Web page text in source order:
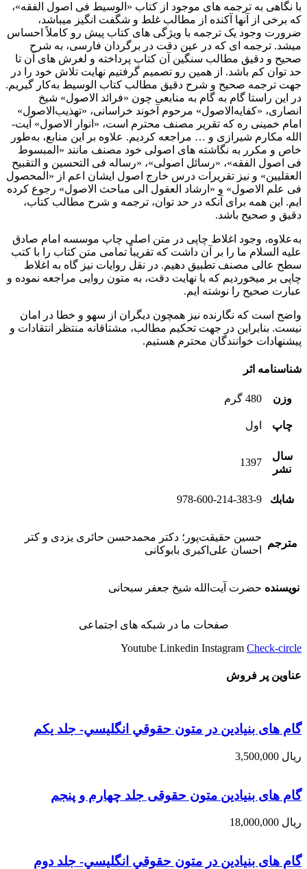
با نگاهی به ترجمه ­های موجود از کتاب «الوسیط فی اصول الفقه»،
که برخی از آنها آکنده از مطالب غلط و شگفت ­انگیز می­باشد،
ضرورت وجود یک ترجمه با ویژگی­ های کتاب پیش رو کاملاً احساس
می­شد. ترجمه­ ای که در عین دقت در برگردان فارسی، به شرح
صحیح و دقیق مطالب سنگین آن کتاب پرداخته و لغرش­ های آن تا
حد توان کم باشد. از همین رو تصمیم گرفتیم نهایت تلاش خود را در
جهت ترجمه­ صحیح و شرح دقیق مطالب کتاب الوسیط به‌کار گیریم.
در این راستا گام به گام به منابعی چون «فرائد الاصول» شیخ
انصاری، «کفایه‌الاصول» مرحوم آخوند خراسانی، «تهذیب‌الاصول»
امام خمینی ره که تقریر مصنف محترم است، «انوار الاصول» آیت­
الله مکارم شیرازی و … مراجعه کردیم. علاوه بر این منابع، به‌طور
خاص و مکرر به نگاشته­ های اصولی خود مصنف مانند «المبسوط
فی اصول الفقه»، «رسائل اصولی»، «رساله فی التحسین و التقبیح
العقلیین» و نیز تقریرات درس خارج اصول ایشان اعم از «المحصول
فی علم الاصول» و «ارشاد العقول الی مباحث الاصول» رجوع کرده
­ایم. این همه برای آنکه در حد توان، ترجمه و شرح مطالب کتاب،
دقیق و صحیح باشد.
به‌علاوه، وجود اغلاط چاپی در متن اصلی چاپ موسسه امام صادق
علیه السلام ما را بر آن داشت که تقریباً تمامی متن کتاب را با کتب
سطح عالی مصنف تطبیق دهیم. در نقل روایات نیز گاه به اغلاط
چاپی بر می­خوردیم که با نهایت دقت، به متون روایی مراجعه نموده و
عبارت صحیح را نوشته ­ایم.
واضح است که نگارنده نیز همچون دیگران از سهو و خطا در امان
نیست. بنابراین در جهت تحکیم مطالب، مشتاقانه منتظر انتقادات و
پیشنهادات خوانندگان محترم هستیم.
شناسنامه اثر
وزن 480 گرم
چاپ اول
سال
نشر
1397
شابك 978-600-214-383-9
مترجم
حسین حقیقت‌پور؛ دکتر محمدحسن حائری یزدی و کتر
احسان علی‌اکبری بابوکانی
نویسنده حضرت آیت‌الله شیخ جعفر سبحانی
صفحات ما در شبکه های اجتماعی
Youtube Linkedin Instagram Check-circle
عناوین پر فروش
گام های بنیادین در متون حقوقي انگليسي- جلد يكم
ریال
گام های بنیادین متون حقوقی جلد چهارم و پنجم
ریال
گام های بنیادین در متون حقوقي انگليسي- جلد دوم